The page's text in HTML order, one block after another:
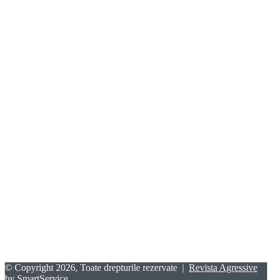
© Copyright 2026, Toate drepturile rezervate | Revista Agressive